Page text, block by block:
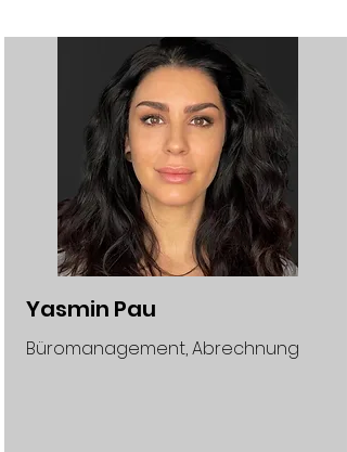
Yasmin Pau
Büromanagement, Abrechnung